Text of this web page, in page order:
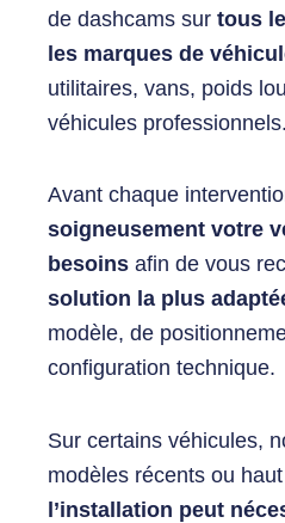
de dashcams sur tous
les marques de
utilitaires, vans, poids
véhicules professionnels.
Avant chaque
soigneusement votre
besoins afin de vous
solution la plus
modèle, de
configuration technique.
Sur certains véhicules,
modèles récents ou
l’installation peut